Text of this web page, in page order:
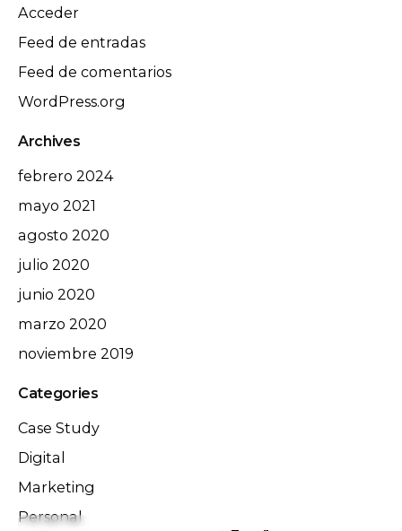
Acceder
Feed de entradas
Feed de comentarios
WordPress.org
Archives
febrero 2024
mayo 2021
agosto 2020
julio 2020
junio 2020
marzo 2020
noviembre 2019
Categories
Case Study
Digital
Marketing
Personal